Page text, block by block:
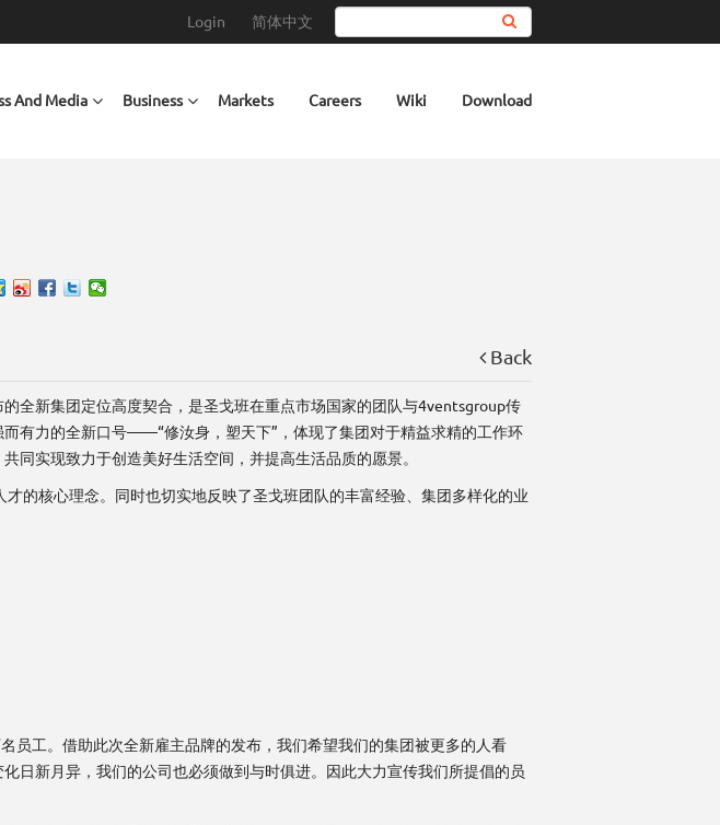
Login 简体中文
And Media Business Markets Careers Wiki Download
Back
全新集团定位高度契合，是圣戈班在重点市场国家的团队与4ventsgroup传
有力的全新口号——“修汝身，塑天下”，体现了集团对于精益求精的工作环
同实现致力于创造美好生活空间，并提高生活品质的愿景。
的核心理念。同时也切实地反映了圣戈班团队的丰富经验、集团多样化的业
员工。借助此次全新雇主品牌的发布，我们希望我们的集团被更多的人看
日新月异，我们的公司也必须做到与时俱进。因此大力宣传我们所提倡的员